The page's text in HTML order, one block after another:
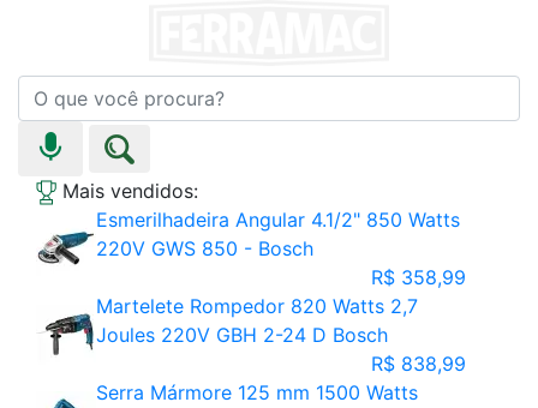
Mais vendidos:
Esmerilhadeira Angular 4.1/2" 850 Watts
220V GWS 850 - Bosch
R$ 358,99
Martelete Rompedor 820 Watts 2,7
Joules 220V GBH 2-24 D Bosch
R$ 838,99
Serra Mármore 125 mm 1500 Watts